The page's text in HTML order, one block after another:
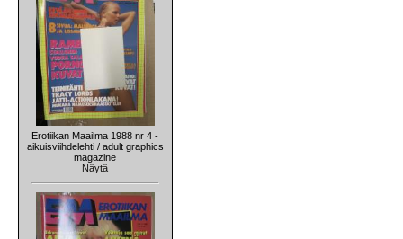
Erotiikan Maailma 1988 nr 4 -
aikuisviihdelehti / adult graphics
magazine
Näytä